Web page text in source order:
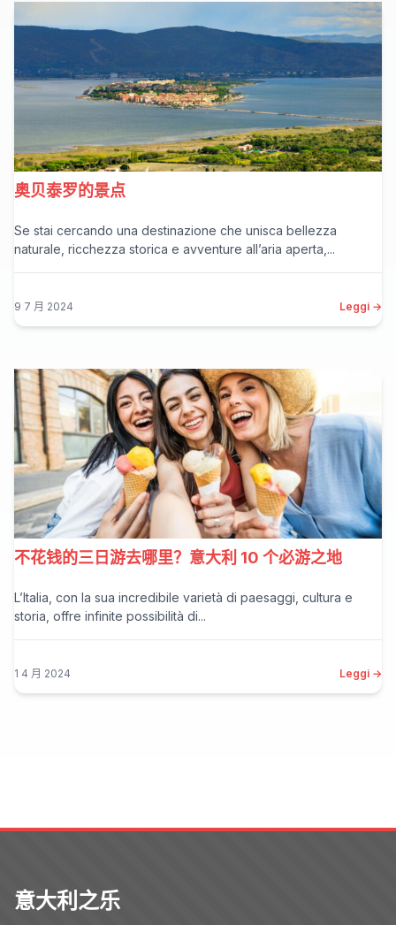
奥贝泰罗的景点
Se stai cercando una destinazione che unisca bellezza
naturale, ricchezza storica e avventure all’aria aperta,...
9 7 月 2024 Leggi →
不花钱的三日游去哪里？意大利 10 个必游之地
L’Italia, con la sua incredibile varietà di paesaggi, cultura e
storia, offre infinite possibilità di...
1 4 月 2024 Leggi →
意大利之乐